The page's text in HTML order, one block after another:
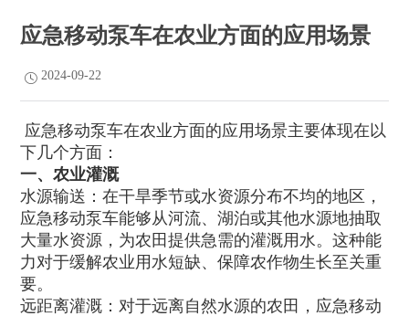
应急移动泵车在农业方面的应用场景
2024-09-22
应急移动泵车在农业方面的应用场景主要体现在以
下几个方面：
一、农业灌溉
水源输送：在干旱季节或水资源分布不均的地区，
应急移动泵车能够从河流、湖泊或其他水源地抽取
大量水资源，为农田提供急需的灌溉用水。这种能
力对于缓解农业用水短缺、保障农作物生长至关重
要。
远距离灌溉：对于远离自然水源的农田，应急移动